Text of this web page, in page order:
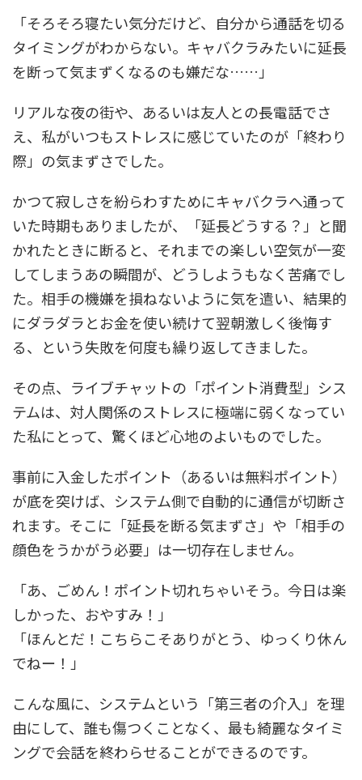
「そろそろ寝たい気分だけど、自分から通話を切る
タイミングがわからない。キャバクラみたいに延長
を断って気まずくなるのも嫌だな……」
リアルな夜の街や、あるいは友人との長電話でさ
え、私がいつもストレスに感じていたのが「終わり
際」の気まずさでした。
かつて寂しさを紛らわすためにキャバクラへ通って
いた時期もありましたが、「延長どうする？」と聞
かれたときに断ると、それまでの楽しい空気が一変
してしまうあの瞬間が、どうしようもなく苦痛でし
た。相手の機嫌を損ねないように気を遣い、結果的
にダラダラとお金を使い続けて翌朝激しく後悔す
る、という失敗を何度も繰り返してきました。
その点、ライブチャットの「ポイント消費型」シス
テムは、対人関係のストレスに極端に弱くなってい
た私にとって、驚くほど心地のよいものでした。
事前に入金したポイント（あるいは無料ポイント）
が底を突けば、システム側で自動的に通信が切断さ
れます。そこに「延長を断る気まずさ」や「相手の
顔色をうかがう必要」は一切存在しません。
「あ、ごめん！ポイント切れちゃいそう。今日は楽
しかった、おやすみ！」
「ほんとだ！こちらこそありがとう、ゆっくり休ん
でねー！」
こんな風に、システムという「第三者の介入」を理
由にして、誰も傷つくことなく、最も綺麗なタイミ
ングで会話を終わらせることができるのです。